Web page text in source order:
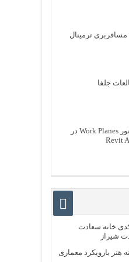
مسافربری ترمینال
جلفا
آموزش کامل دستور Work Planes در
خانه سعادت
شیراز
هنر بارویکرد معماری